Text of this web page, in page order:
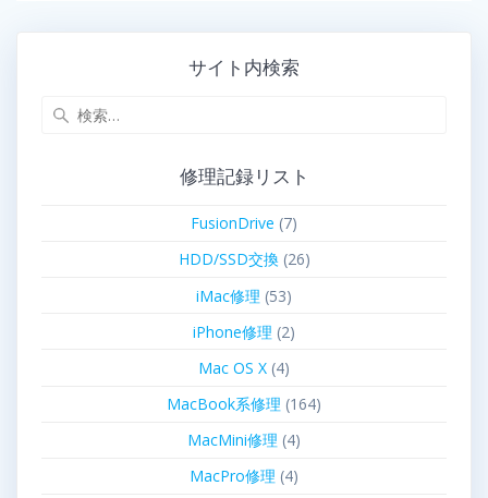
サイト内検索
修理記録リスト
FusionDrive (7)
HDD/SSD交換(26)
iMac修理 (53)
iPhone修理 (2)
Mac OS X (4)
MacBook系修理 (164)
MacMini修理 (4)
MacPro修理 (4)